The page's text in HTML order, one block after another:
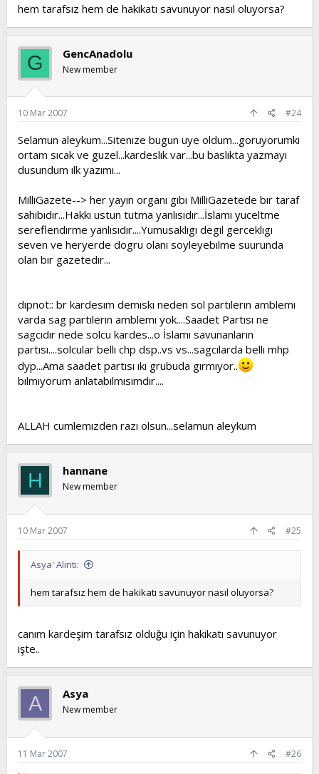
hem tarafsız hem de hakikatı savunuyor nasıl oluyorsa?
G GencAnadolu
New member
10 Mar 2007 #24
Selamun aleykum...Sitenıze bugun uye oldum...goruyorumkı
ortam sıcak ve guzel...kardeslık var...bu baslıkta yazmayı
dusundum ılk yazımı...
MilliGazete--> her yayın organı gıbı MilliGazetede bır taraf
sahıbıdır...Hakkı ustun tutma yanlısıdır...İslamı yuceltme
sereflendırme yanlısıdır....Yumusaklıgı degıl gerceklıgı
seven ve heryerde dogru olanı soyleyebılme suurunda
olan bır gazetedır...
dıpnot:: br kardesım demıskı neden sol partılerın amblemı
varda sag partılerın amblemı yok....Saadet Partısı ne
sagcıdır nede solcu kardes...o İslamı savunanların
partısı....solcular bellı chp dsp..vs vs...sagcılarda bellı mhp
dyp...Ama saadet partısı ıkı grubuda gırmıyor..
bılmıyorum anlatabılmısımdır....
ALLAH cumlemızden razı olsun...selamun aleykum
H hannane
New member
10 Mar 2007 #25
Asya' Alıntı:
hem tarafsız hem de hakikatı savunuyor nasıl oluyorsa?
canım kardeşim tarafsız olduğu için hakikatı savunuyor
işte..
A Asya
New member
11 Mar 2007 #26